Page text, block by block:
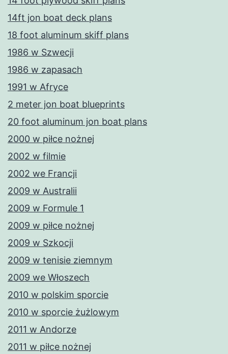
14ft jon boat deck plans
18 foot aluminum skiff plans
1986 w Szwecji
1986 w zapasach
1991 w Afryce
2 meter jon boat blueprints
20 foot aluminum jon boat plans
2000 w piłce nożnej
2002 w filmie
2002 we Francji
2009 w Australii
2009 w Formule 1
2009 w piłce nożnej
2009 w Szkocji
2009 w tenisie ziemnym
2009 we Włoszech
2010 w polskim sporcie
2010 w sporcie żużlowym
2011 w Andorze
2011 w piłce nożnej